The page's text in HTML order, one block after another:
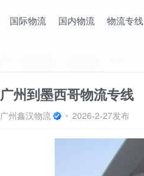
国际物流 国内物流 物流专线
广州到墨西哥物流专线
广州鑫汉物流 2026-2-27发布